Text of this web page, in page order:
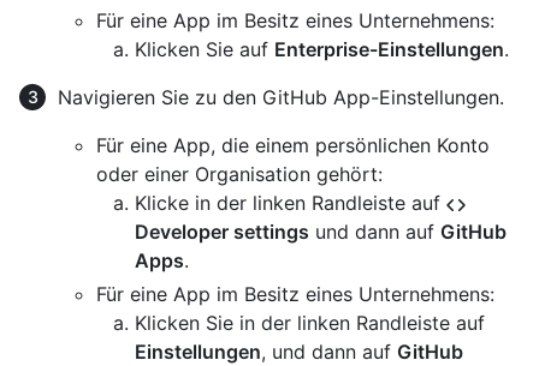
Für eine App im Besitz eines Unternehmens:
Klicken Sie auf Enterprise-Einstellungen.
Navigieren Sie zu den GitHub App-Einstellungen.
Für eine App, die einem persönlichen Konto
oder einer Organisation gehört:
Klicke in der linken Randleiste auf
Developer settings und dann auf GitHub
Apps.
Für eine App im Besitz eines Unternehmens:
Klicken Sie in der linken Randleiste auf
Einstellungen, und dann auf GitHub